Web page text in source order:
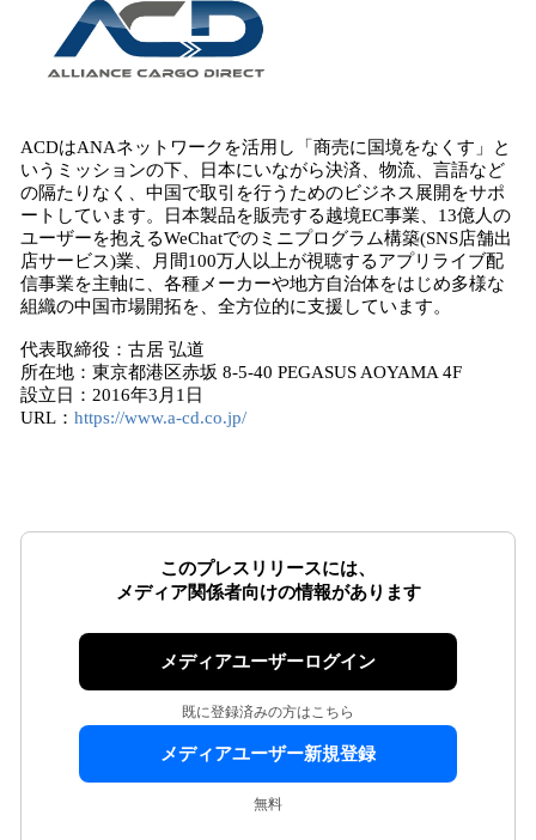
ACDはANAネットワークを活用し「商売に国境をなくす」と
いうミッションの下、日本にいながら決済、物流、言語など
の隔たりなく、中国で取引を行うためのビジネス展開をサポ
ートしています。日本製品を販売する越境EC事業、13億人の
ユーザーを抱えるWeChatでのミニプログラム構築(SNS店舗出
店サービス)業、月間100万人以上が視聴するアプリライブ配
信事業を主軸に、各種メーカーや地方自治体をはじめ多様な
組織の中国市場開拓を、全方位的に支援しています。
代表取締役：古居 弘道
所在地：東京都港区赤坂 8-5-40 PEGASUS AOYAMA 4F
設立日：2016年3月1日
URL： https://www.a-cd.co.jp/
このプレスリリースには、
メディア関係者向けの情報があります
メディアユーザーログイン
既に登録済みの方はこちら
メディアユーザー新規登録
無料